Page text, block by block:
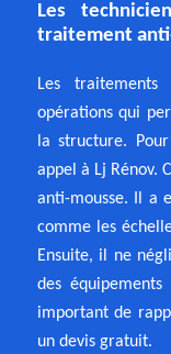
Les
traitement
Les
opérations qui
la structure.
appel à Lj Rénov.
anti-mousse. Il a
comme les
Ensuite, il ne
des
important de
un devis gratuit.